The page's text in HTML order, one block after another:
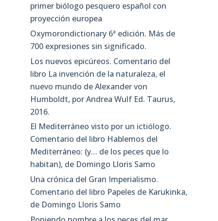
primer biólogo pesquero español con
proyección europea
Oxymorondictionary 6ª edición. Más de
700 expresiones sin significado.
Los nuevos epicúreos. Comentario del
libro La invención de la naturaleza, el
nuevo mundo de Alexander von
Humboldt, por Andrea Wulf Ed. Taurus,
2016.
El Mediterráneo visto por un ictiólogo.
Comentario del libro Hablemos del
Mediterráneo: (y… de los peces que lo
habitan), de Domingo Lloris Samo
Una crónica del Gran Imperialismo.
Comentario del libro Papeles de Karukinka,
de Domingo Lloris Samo